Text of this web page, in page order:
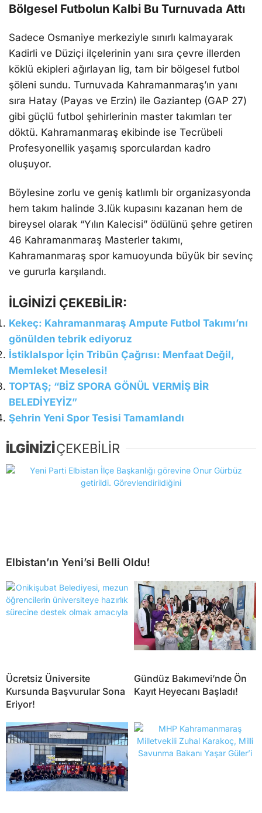
Bölgesel Futbolun Kalbi Bu Turnuvada Attı
Sadece Osmaniye merkeziyle sınırlı kalmayarak
Kadirli ve Düziçi ilçelerinin yanı sıra çevre illerden
köklü ekipleri ağırlayan lig, tam bir bölgesel futbol
şöleni sundu. Turnuvada Kahramanmaraş’ın yanı
sıra Hatay (Payas ve Erzin) ile Gaziantep (GAP 27)
gibi güçlü futbol şehirlerinin master takımları ter
döktü. Kahramanmaraş ekibinde ise Tecrübeli
Profesyonellik yaşamış sporculardan kadro
oluşuyor.
Böylesine zorlu ve geniş katlımlı bir organizasyonda
hem takım halinde 3.lük kupasını kazanan hem de
bireysel olarak “Yılın Kalecisi” ödülünü şehre getiren
46 Kahramanmaraş Masterler takımı,
Kahramanmaraş spor kamuoyunda büyük bir sevinç
ve gururla karşılandı.
İLGİNİZİ ÇEKEBİLİR:
Kekeç: Kahramanmaraş Ampute Futbol Takımı’nı
gönülden tebrik ediyoruz
İstiklalspor İçin Tribün Çağrısı: Menfaat Değil,
Memleket Meselesi!
TOPTAŞ; “BİZ SPORA GÖNÜL VERMİŞ BİR
BELEDİYEYİZ”
Şehrin Yeni Spor Tesisi Tamamlandı
İLGİNİZİÇEKEBİLİR
Elbistan’ın Yeni’si Belli Oldu!
Ücretsiz Üniversite
Kursunda Başvurular Sona
Eriyor!
Gündüz Bakımevi’nde Ön
Kayıt Heyecanı Başladı!